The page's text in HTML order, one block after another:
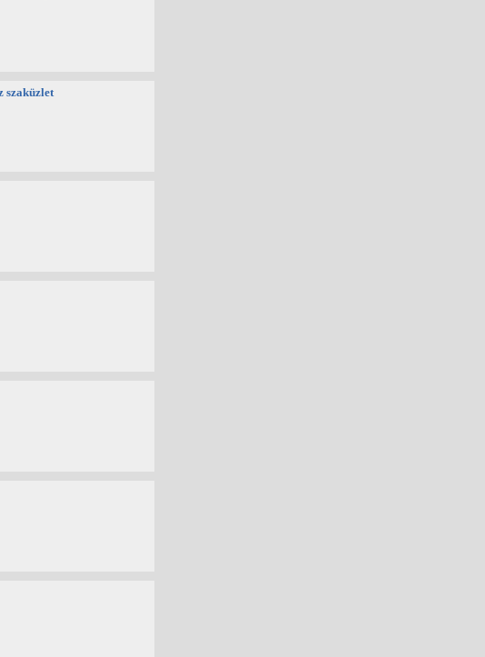
szaküzlet